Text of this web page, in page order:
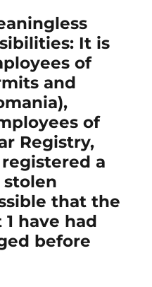
It is
of
and
of
Registry,
a
that the
have had
before